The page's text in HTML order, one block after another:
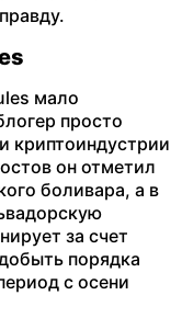
мало
просто
криптоиндустрии
он отметил
боливара, а в
за счет
порядка
с осени